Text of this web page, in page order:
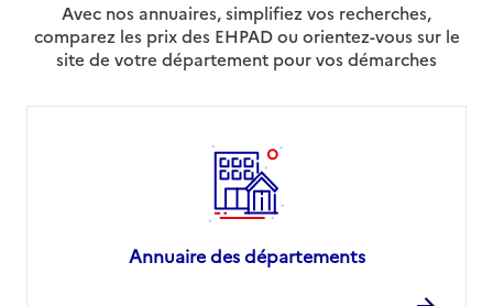
Avec nos annuaires, simplifiez vos recherches,
comparez les prix des EHPAD ou orientez-vous sur le
site de votre département pour vos démarches
Annuaire des départements